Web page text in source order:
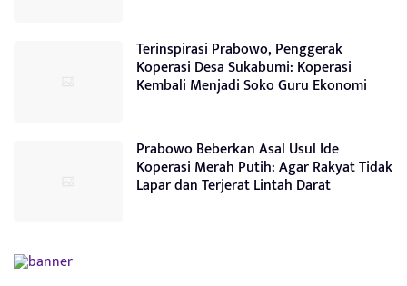
Terinspirasi Prabowo, Penggerak
Koperasi Desa Sukabumi: Koperasi
Kembali Menjadi Soko Guru Ekonomi
Prabowo Beberkan Asal Usul Ide
Koperasi Merah Putih: Agar Rakyat Tidak
Lapar dan Terjerat Lintah Darat